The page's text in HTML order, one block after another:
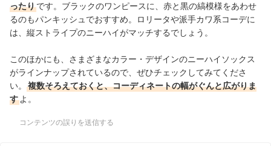
ったりです。ブラックのワンピースに、赤と黒の縞模様をあわせ
るのもパンキッシュでおすすめ。ロリータや派手カワ系コーデに
は、縦ストライプのニーハイがマッチするでしょう。
このほかにも、さまざまなカラー・デザインのニーハイソックス
がラインナップされているので、ぜひチェックしてみてくださ
い。
複数そろえておくと、コーディネートの幅がぐんと広がりま
す よ。
コンテンツの誤りを送信する